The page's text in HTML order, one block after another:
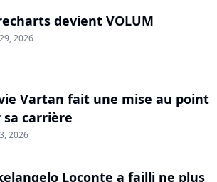
devient VOLUM
2026
Vartan fait une mise au point
sa carrière
2026
Loconte a failli ne plus